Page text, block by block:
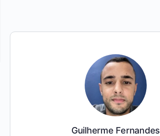
Guilherme Fernandes